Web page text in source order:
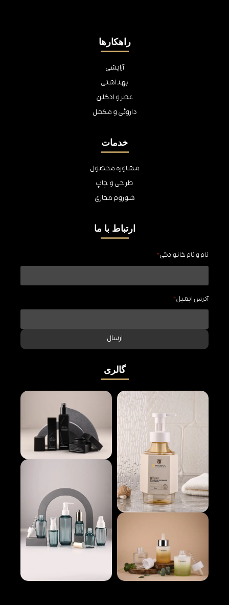
گالری
راهکارها
آرایشی
بهداشتی
عطر و ادکلن
داروئی و مکمل
خدمات
مشاوره محصول
طراحی و چاپ
شوروم مجازی
ارتباط با ما
نام و نام خانوادگی*
آدرس ایمیل*
ارسال